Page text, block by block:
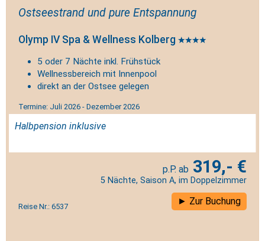
Ostseestrand und pure Entspannung
Olymp IV Spa & Wellness Kolberg
5 oder 7 Nächte inkl. Frühstück
Wellnessbereich mit Innenpool
direkt an der Ostsee gelegen
Termine: Juli 2026 - Dezember 2026
Halbpension inklusive
319,- €
5 Nächte, Saison A, im Doppelzimmer
Reise Nr.: 6537 Zur Buchung